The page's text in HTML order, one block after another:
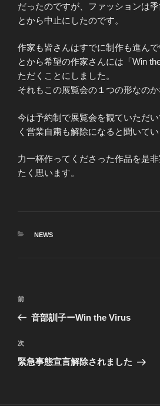
だったのですが、ファッションは
とから中止にしたのです。
作家も皆さんはすでに制作も進ん
とから希望の作家さんには「Win
ただくことにしました。
それもこの展覧会の１つの形なのか
今は予約制で展覧会を観ていただ
く営業自粛も解除になると聞いてい
力一杯作ってくださった作品を是
たく思います。
カ
NEWS
投
ビ
ゲ
前
の
稿
前
音部訓子ーWin the Virus
次
の
次
緊急事態宣言解除されました